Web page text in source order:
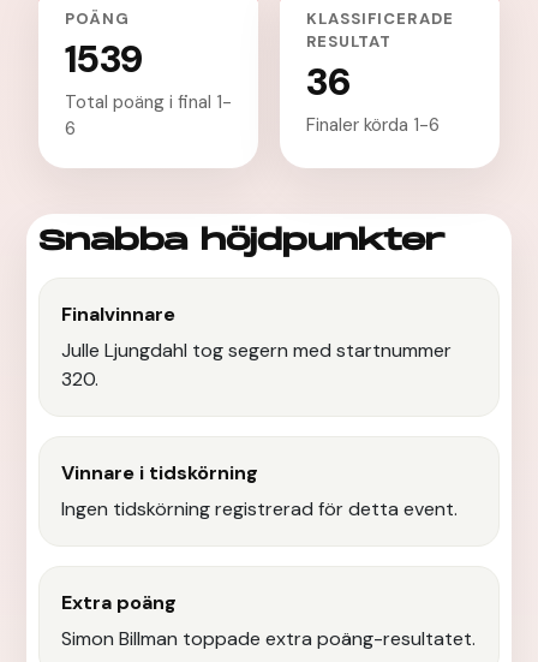
POÄNG
1539
Total poäng i final 1-
6
KLASSIFICERADE
RESULTAT
36
Finaler körda 1-6
Snabba höjdpunkter
Finalvinnare
Julle Ljungdahl tog segern med startnummer
320.
Vinnare i tidskörning
Ingen tidskörning registrerad för detta event.
Extra poäng
Simon Billman toppade extra poäng-resultatet.